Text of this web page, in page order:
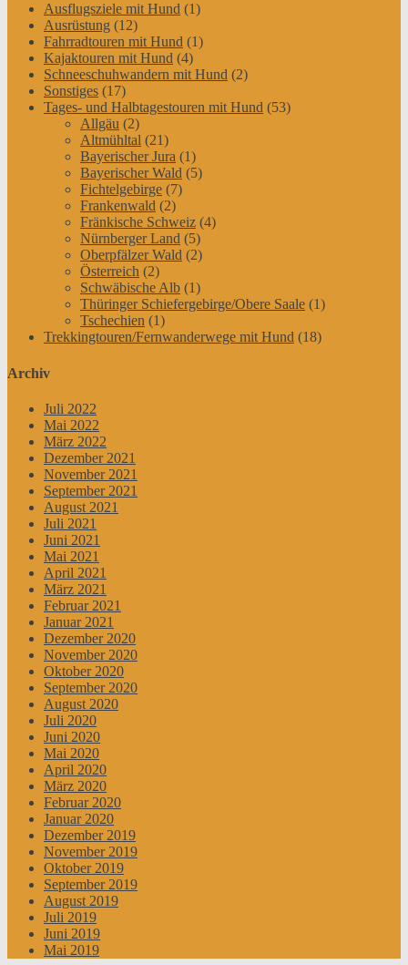
Ausflugsziele mit Hund (1)
Ausrüstung (12)
Fahrradtouren mit Hund (1)
Kajaktouren mit Hund (4)
Schneeschuhwandern mit Hund (2)
Sonstiges (17)
Tages- und Halbtagestouren mit Hund (53)
Allgäu (2)
Altmühltal (21)
Bayerischer Jura (1)
Bayerischer Wald (5)
Fichtelgebirge (7)
Frankenwald (2)
Fränkische Schweiz (4)
Nürnberger Land (5)
Oberpfälzer Wald (2)
Österreich (2)
Schwäbische Alb (1)
Thüringer Schiefergebirge/Obere Saale (1)
Tschechien (1)
Trekkingtouren/Fernwanderwege mit Hund (18)
Archiv
Juli 2022
Mai 2022
März 2022
Dezember 2021
November 2021
September 2021
August 2021
Juli 2021
Juni 2021
Mai 2021
April 2021
März 2021
Februar 2021
Januar 2021
Dezember 2020
November 2020
Oktober 2020
September 2020
August 2020
Juli 2020
Juni 2020
Mai 2020
April 2020
März 2020
Februar 2020
Januar 2020
Dezember 2019
November 2019
Oktober 2019
September 2019
August 2019
Juli 2019
Juni 2019
Mai 2019